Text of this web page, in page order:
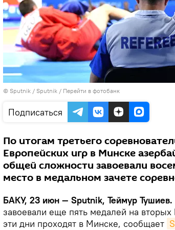
© Sputnik / Sputnik / Перейти в фотобанк
Подписаться
По итогам третьего
Европейских игр в Минске
общей сложности завоевали
место в медальном зачете
БАКУ, 23 июн — Sputnik, Теймур Тушиев.
завоевали еще пять медалей на
эти дни проходят в Минске, сообщает